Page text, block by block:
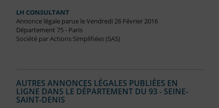
LH CONSULTANT
Annonce légale parue le Vendredi 26 Février 2016
Département 75 - Paris
Société par Actions Simplifiées (SAS)
AUTRES ANNONCES LÉGALES PUBLIÉES EN
LIGNE DANS LE DÉPARTEMENT DU 93 - SEINE-
SAINT-DENIS